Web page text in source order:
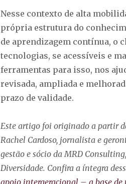
Nesse contexto de alta
própria estrutura do
de aprendizagem contínua, o
tecnologias, se acessíveis e
ferramentas para isso, nos
revisada, ampliada e
prazo de validade.
Este artigo foi originado a partir
Rachel Cardoso, jornalista e
gestão e sócio da MRD
Diversidade. Confira a íntegra